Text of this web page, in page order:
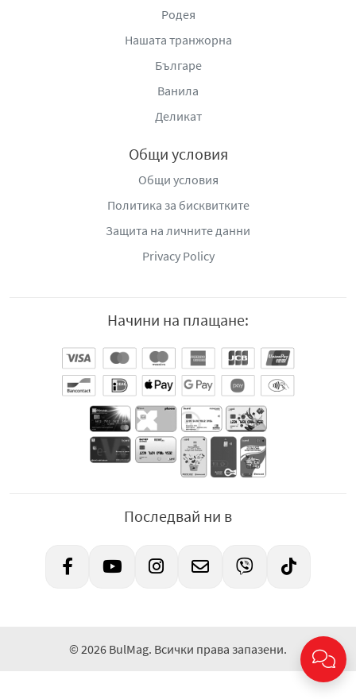
Родея
Нашата транжорна
Българе
Ванила
Деликат
Общи условия
Общи условия
Политика за бисквитките
Защита на личните данни
Privacy Policy
Начини на плащане:
Последвай ни в
© 2026 BulMag. Всички права запазени.